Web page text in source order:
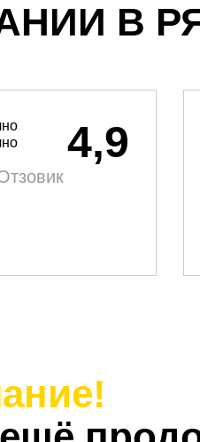
В
4,9